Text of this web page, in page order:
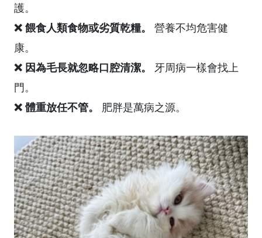
護。
❌ 餵食人類食物或劣質乾糧。
營養不均危害健
康。
❌ 因為毛長就忽略口腔清潔。
牙周病一樣會找上
門。
❌ 體重放任不管。 肥胖是萬病之源。